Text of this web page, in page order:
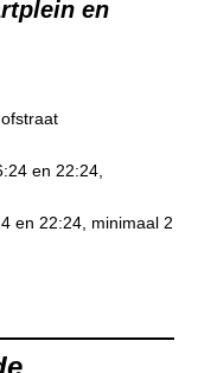
en
en 22:24,
en 22:24, minimaal 2